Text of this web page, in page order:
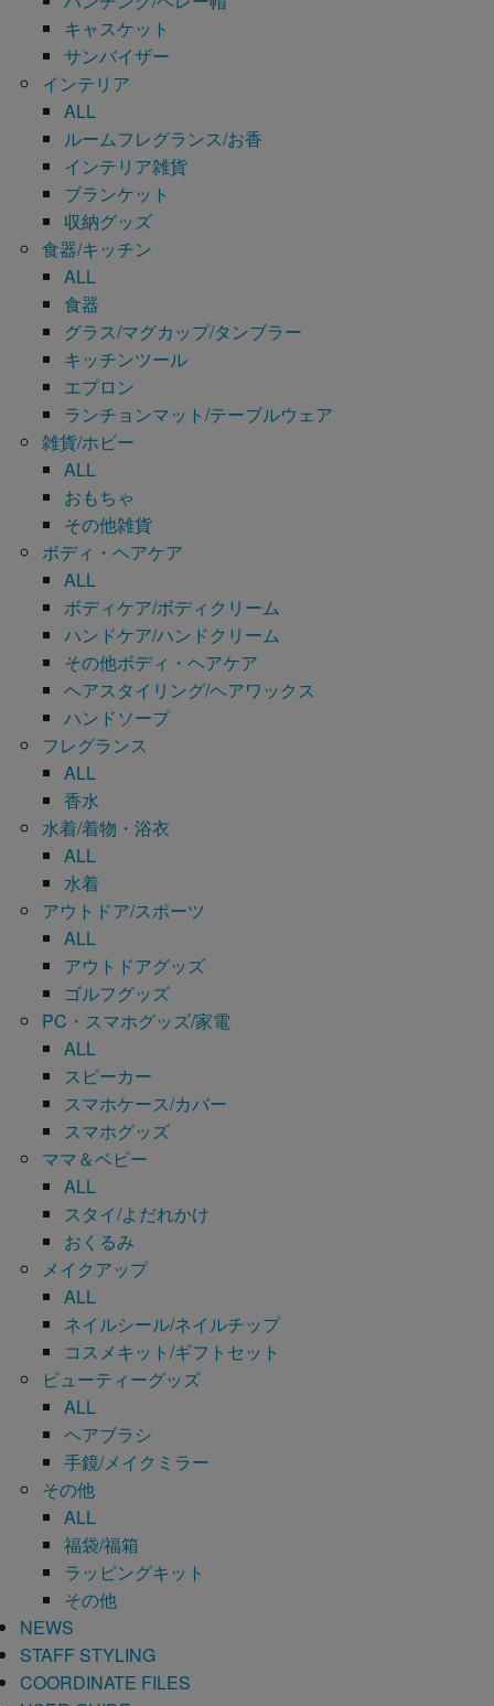
キャスケット
サンバイザー
インテリア
ALL
ルームフレグランス/お香
インテリア雑貨
ブランケット
収納グッズ
食器/キッチン
ALL
食器
グラス/マグカップ/タンブラー
キッチンツール
エプロン
ランチョンマット/テーブルウェア
雑貨/ホビー
ALL
おもちゃ
その他雑貨
ボディ・ヘアケア
ALL
ボディケア/ボディクリーム
ハンドケア/ハンドクリーム
その他ボディ・ヘアケア
ヘアスタイリング/ヘアワックス
ハンドソープ
フレグランス
ALL
香水
水着/着物・浴衣
ALL
水着
アウトドア/スポーツ
ALL
アウトドアグッズ
ゴルフグッズ
PC・スマホグッズ/家電
ALL
スピーカー
スマホケース/カバー
スマホグッズ
ママ＆ベビー
ALL
スタイ/よだれかけ
おくるみ
メイクアップ
ALL
ネイルシール/ネイルチップ
コスメキット/ギフトセット
ビューティーグッズ
ALL
ヘアブラシ
手鏡/メイクミラー
その他
ALL
福袋/福箱
ラッピングキット
その他
NEWS
STAFF STYLING
COORDINATE FILES